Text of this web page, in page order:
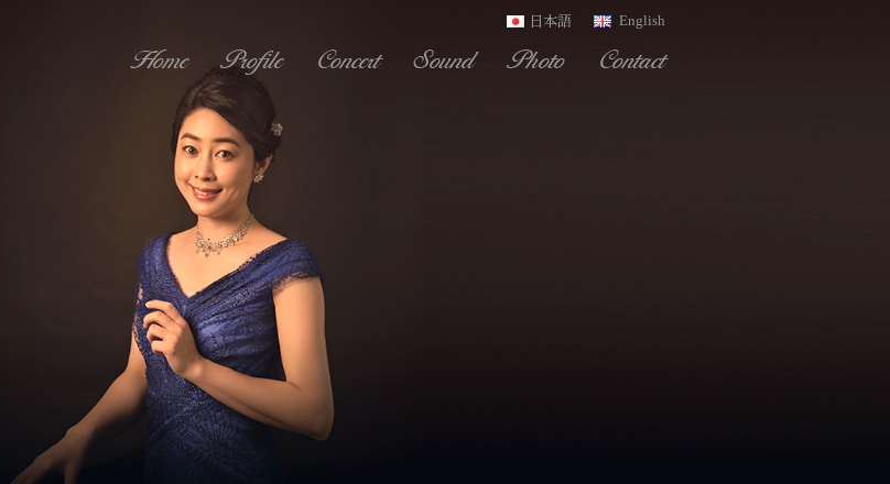
Home Profile Concert Sound Photo Contact
日本語 English